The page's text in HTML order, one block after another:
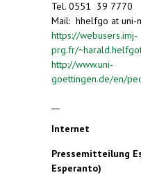
Tel. 0551 39 7770
Mail: hhelfgo at uni-
https://webusers.imj-
prg.fr/
http://www.uni-
goettingen.de/en/
Internet
Pressemitteilung
Esperanto)